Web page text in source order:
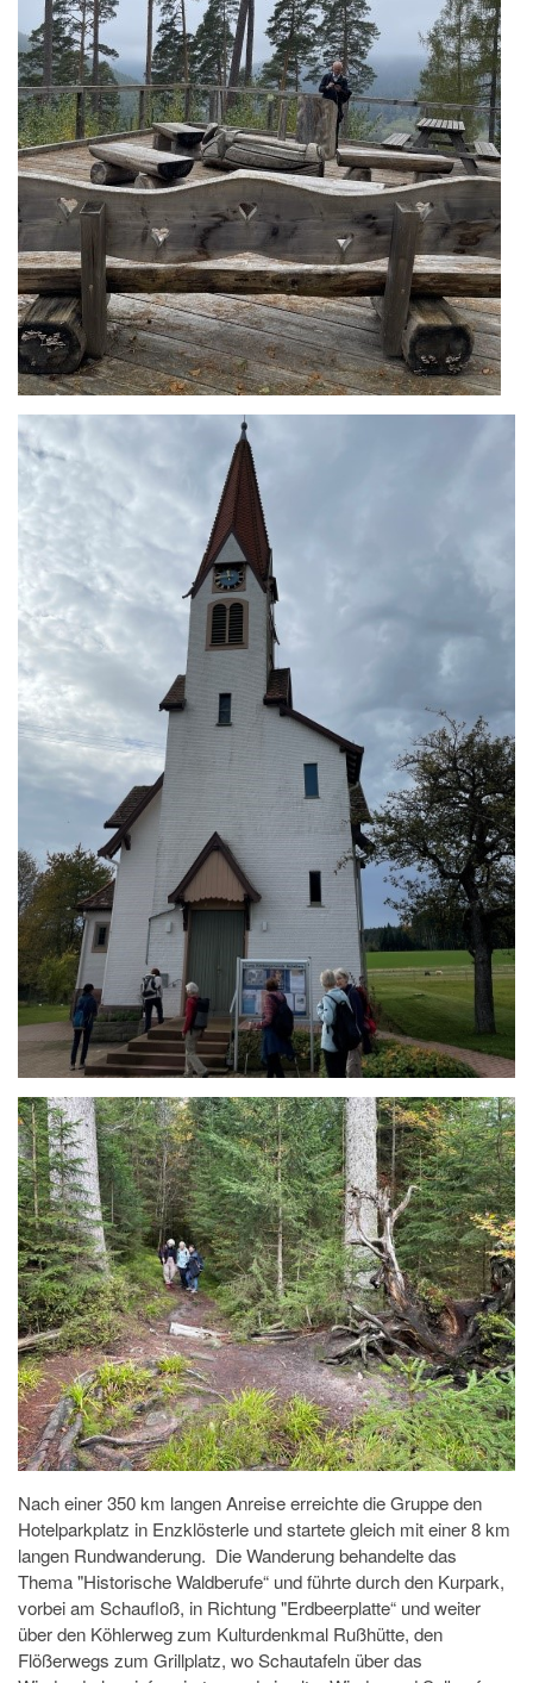
Nach einer 350 km langen Anreise erreichte die Gruppe den
Hotelparkplatz in Enzklösterle und startete gleich mit einer 8 km
langen Rundwanderung. Die Wanderung behandelte das
Thema "Historische Waldberufe“ und führte durch den Kurpark,
vorbei am Schaufloß, in Richtung "Erdbeerplatte“ und weiter
über den Köhlerweg zum Kulturdenkmal Rußhütte, den
Flößerwegs zum Grillplatz, wo Schautafeln über das